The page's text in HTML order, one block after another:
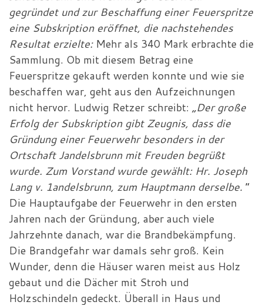
gegründet und zur Beschaffung einer Feuerspritze
eine Subskription eröffnet, die nachstehendes
Resultat erzielte: Mehr als 340 Mark erbrachte die
Sammlung. Ob mit diesem Betrag eine
Feuerspritze gekauft werden konnte und wie sie
beschaffen war, geht aus den Aufzeichnungen
nicht hervor. Ludwig Retzer schreibt: „Der große
Erfolg der Subskription gibt Zeugnis, dass die
Gründung einer Feuerwehr besonders in der
Ortschaft Jandelsbrunn mit Freuden begrüßt
wurde. Zum Vorstand wurde gewählt: Hr. Joseph
Lang v. 1andelsbrunn, zum Hauptmann derselbe. “
Die Hauptaufgabe der Feuerwehr in den ersten
Jahren nach der Gründung, aber auch viele
Jahrzehnte danach, war die Brandbekämpfung.
Die Brandgefahr war damals sehr groß. Kein
Wunder, denn die Häuser waren meist aus Holz
gebaut und die Dächer mit Stroh und
Holzschindeln gedeckt. Überall in Haus und